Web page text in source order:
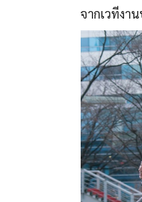
จากเวทีงา